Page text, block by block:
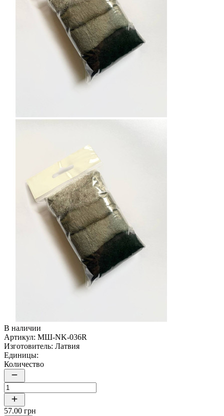
В наличии
Артикул: МШ-NK-036R
Изготовитель: Латвия
Единицы:
Количество
57.00 грн